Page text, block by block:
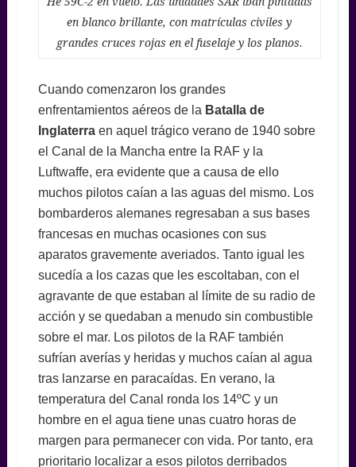
en blanco brillante, con matrículas civiles y
grandes cruces rojas en el fuselaje y los planos.
Cuando comenzaron los grandes
enfrentamientos aéreos de la Batalla de
Inglaterra en aquel trágico verano de 1940 sobre
el Canal de la Mancha entre la RAF y la
Luftwaffe, era evidente que a causa de ello
muchos pilotos caían a las aguas del mismo. Los
bombarderos alemanes regresaban a sus bases
francesas en muchas ocasiones con sus
aparatos gravemente averiados. Tanto igual les
sucedía a los cazas que les escoltaban, con el
agravante de que estaban al límite de su radio de
acción y se quedaban a menudo sin combustible
sobre el mar. Los pilotos de la RAF también
sufrían averías y heridas y muchos caían al agua
tras lanzarse en paracaídas. En verano, la
temperatura del Canal ronda los 14ºC y un
hombre en el agua tiene unas cuatro horas de
margen para permanecer con vida. Por tanto, era
prioritario localizar a esos pilotos derribados